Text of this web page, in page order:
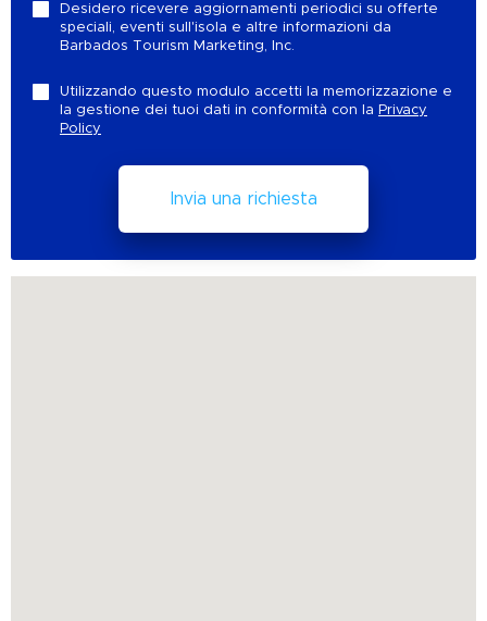
Desidero ricevere aggiornamenti periodici su offerte
speciali, eventi sull'isola e altre informazioni da
Barbados Tourism Marketing, Inc.
Utilizzando questo modulo accetti la memorizzazione e
la gestione dei tuoi dati in conformità con la Privacy
Policy